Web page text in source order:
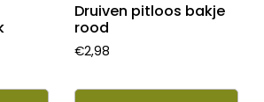
Druiven pitloos bakje
rood
€2,98